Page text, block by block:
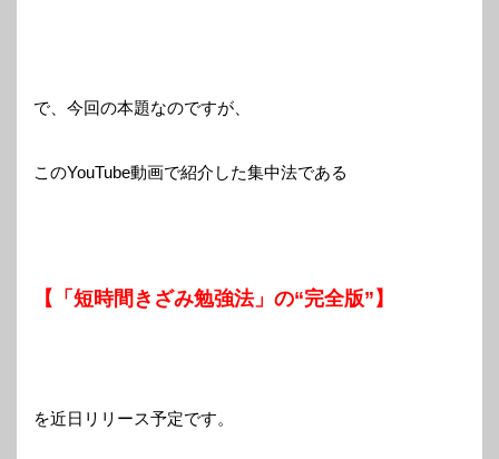
で、今回の本題なのですが、
このYouTube動画で紹介した集中法である
【「短時間きざみ勉強法」の“完全版”】
を近日リリース予定です。